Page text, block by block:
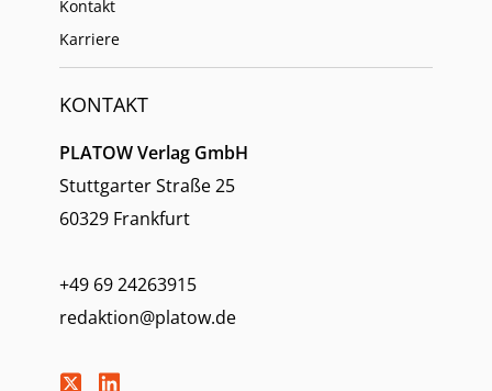
Kontakt
Karriere
KONTAKT
PLATOW Verlag GmbH
Stuttgarter Straße 25
60329 Frankfurt
+49 69 24263915
redaktion@platow.de